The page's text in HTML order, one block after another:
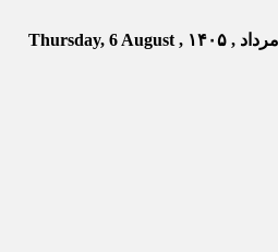
Thursday, 6 August ,